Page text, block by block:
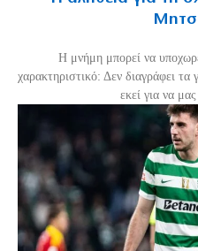
H μνήμη μπορεί να
χαρακτηριστικό: Δεν διαγράφει τα
εκεί για να